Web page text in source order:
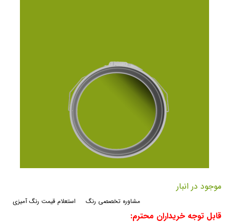
ابتدای
گالری
موجود در انبار
استعلام قیمت رنگ آمیزی مشاوره تخصصی رنگ
قابل توجه خریداران محترم: